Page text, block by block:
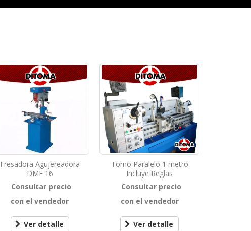
Fresadora Agujereadora
DMF 16
Consultar precio
con el vendedor
Ver detalle
Torno Paralelo 1 metro
Incluye Reglas
Consultar precio
con el vendedor
Ver detalle